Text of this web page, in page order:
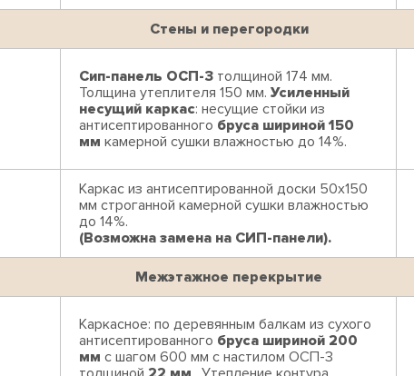
Стены и перегородки
Сип-панель ОСП-3 толщиной 174 мм.
Толщина утеплителя 150 мм. Усиленный
несущий каркас: несущие стойки из
антисептированного бруса шириной 150
мм камерной сушки влажностью до 14%.
Каркас из антисептированной доски 50х150
мм строганной камерной сушки влажностью
до 14%.
(Возможна замена на СИП-панели).
Межэтажное перекрытие
Каркасное: по деревянным балкам из сухого
антисептированного бруса шириной 200
мм с шагом 600 мм с настилом ОСП-3